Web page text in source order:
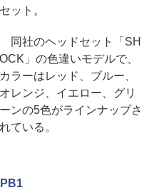
セット。
同社のヘッドセット「SH
OCK」の色違いモデルで、
カラーはレッド、ブルー、
オレンジ、イエロー、グリ
ーンの5色がラインナップさ
れている。